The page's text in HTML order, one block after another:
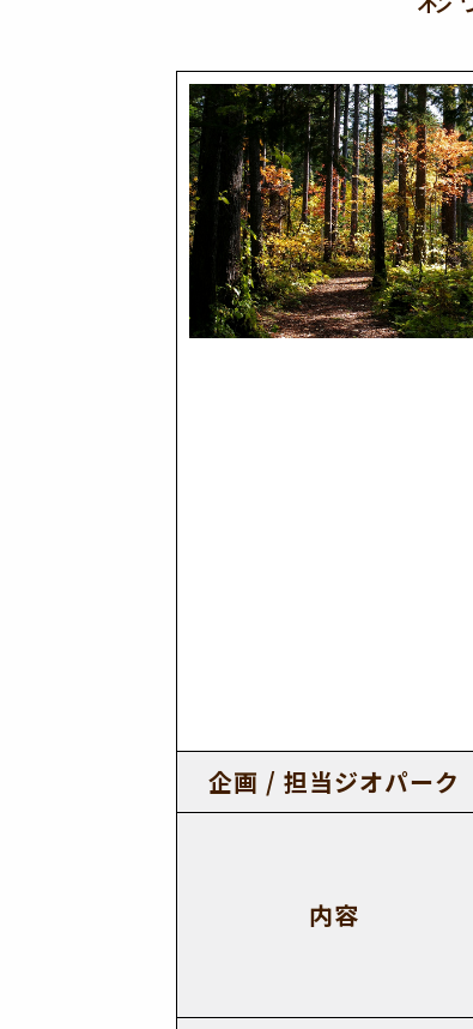
企画 / 担当ジオパーク
内容